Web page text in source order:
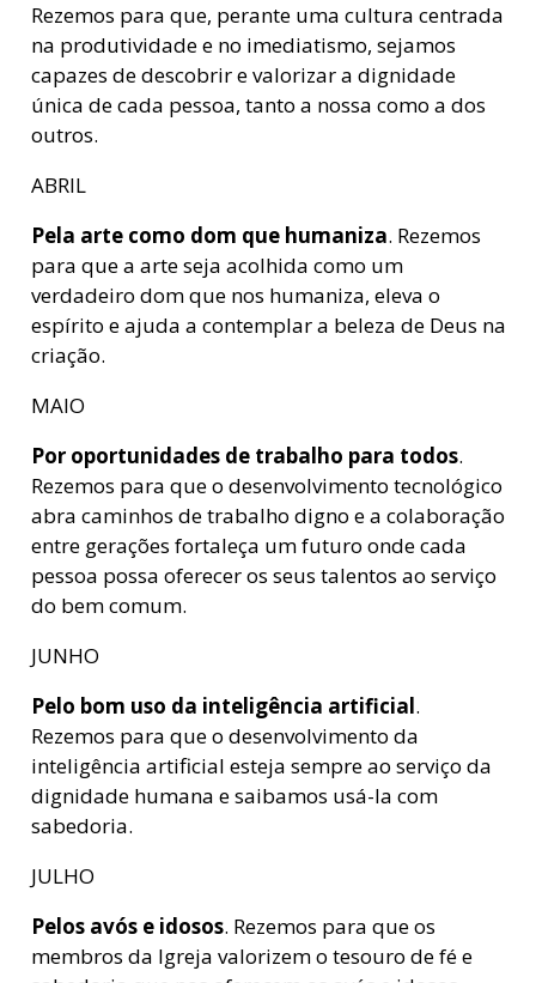
Rezemos para que, perante uma cultura centrada
na produtividade e no imediatismo, sejamos
capazes de descobrir e valorizar a dignidade
única de cada pessoa, tanto a nossa como a dos
outros.
ABRIL
Pela arte como dom que humaniza. Rezemos
para que a arte seja acolhida como um
verdadeiro dom que nos humaniza, eleva o
espírito e ajuda a contemplar a beleza de Deus na
criação.
MAIO
Por oportunidades de trabalho para todos.
Rezemos para que o desenvolvimento tecnológico
abra caminhos de trabalho digno e a colaboração
entre gerações fortaleça um futuro onde cada
pessoa possa oferecer os seus talentos ao serviço
do bem comum.
JUNHO
Pelo bom uso da inteligência artificial.
Rezemos para que o desenvolvimento da
inteligência artificial esteja sempre ao serviço da
dignidade humana e saibamos usá-la com
sabedoria.
JULHO
Pelos avós e idosos. Rezemos para que os
membros da Igreja valorizem o tesouro de fé e